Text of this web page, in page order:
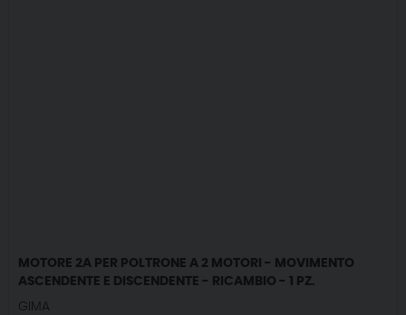
MOTORE 2A PER POLTRONE A 2 MOTORI - MOVIMENTO
ASCENDENTE E DISCENDENTE - RICAMBIO - 1 PZ.
GIMA